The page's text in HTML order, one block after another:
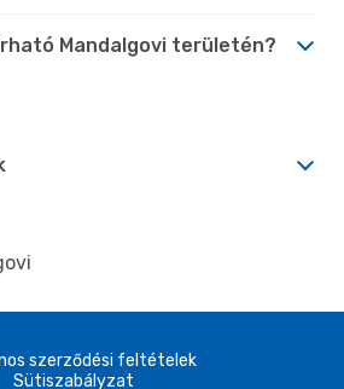
Mandalgovi területén?
szerződési feltételek
Sütiszabályzat